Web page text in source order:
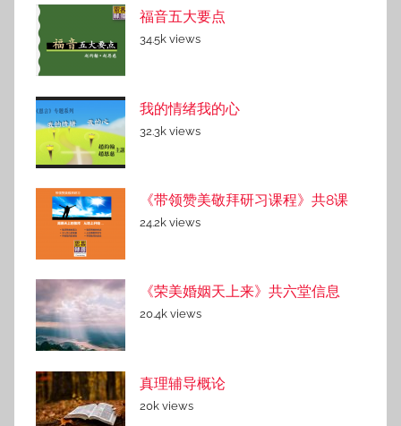
福音五大要点
34.5k views
我的情绪我的心
32.3k views
《带领赞美敬拜研习课程》共8课
24.2k views
《荣美婚姻天上来》共六堂信息
20.4k views
真理辅导概论
20k views